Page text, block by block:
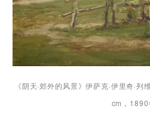
《阴天·郊外的风景》伊萨克·伊里奇·
cm，1890